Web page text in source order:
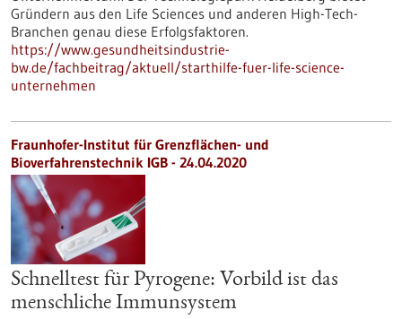
Gründern aus den Life Sciences und anderen High-Tech-
Branchen genau diese Erfolgsfaktoren.
https://www.gesundheitsindustrie-
bw.de/fachbeitrag/aktuell/starthilfe-fuer-life-science-
unternehmen
Fraunhofer-Institut für Grenzflächen- und
Bioverfahrenstechnik IGB - 24.04.2020
Schnelltest für Pyrogene: Vorbild ist das
menschliche Immunsystem